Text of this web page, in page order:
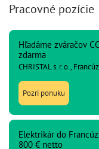
Pracovné pozície
Hľadáme zváračov
zdarma
CHRISTAL s. r. o.,
Pozri ponuku
Elektrikár do
800 € netto